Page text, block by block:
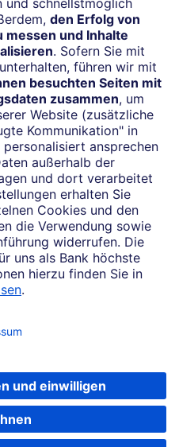
Bank die Rede ist, bezieht